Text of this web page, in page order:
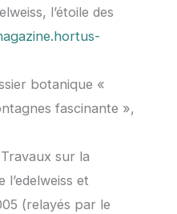
l’étoile des
botanique «
fascinante »,
sur la
et
(relayés par le